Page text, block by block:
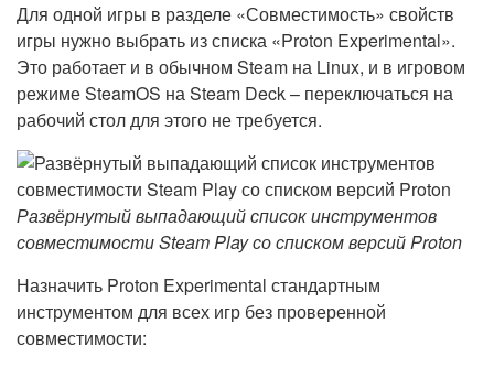
Для одной игры в разделе «Совместимость» свойств
игры нужно выбрать из списка «Proton Experimental».
Это работает и в обычном Steam на Linux, и в игровом
режиме SteamOS на Steam Deck – переключаться на
рабочий стол для этого не требуется.
Развёрнутый выпадающий список инструментов
совместимости Steam Play со списком версий Proton
Назначить Proton Experimental стандартным
инструментом для всех игр без проверенной
совместимости: